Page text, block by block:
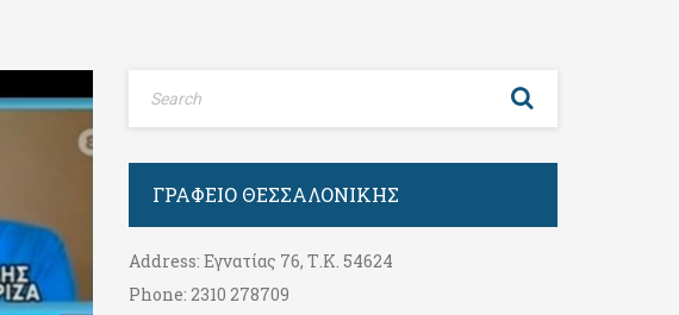
ΓΡΑΦΕΊΟ ΘΕΣΣΑΛΟΝΊΚΗΣ
Address: Εγνατίας 76, Τ.Κ. 54624
Phone: 2310 278709